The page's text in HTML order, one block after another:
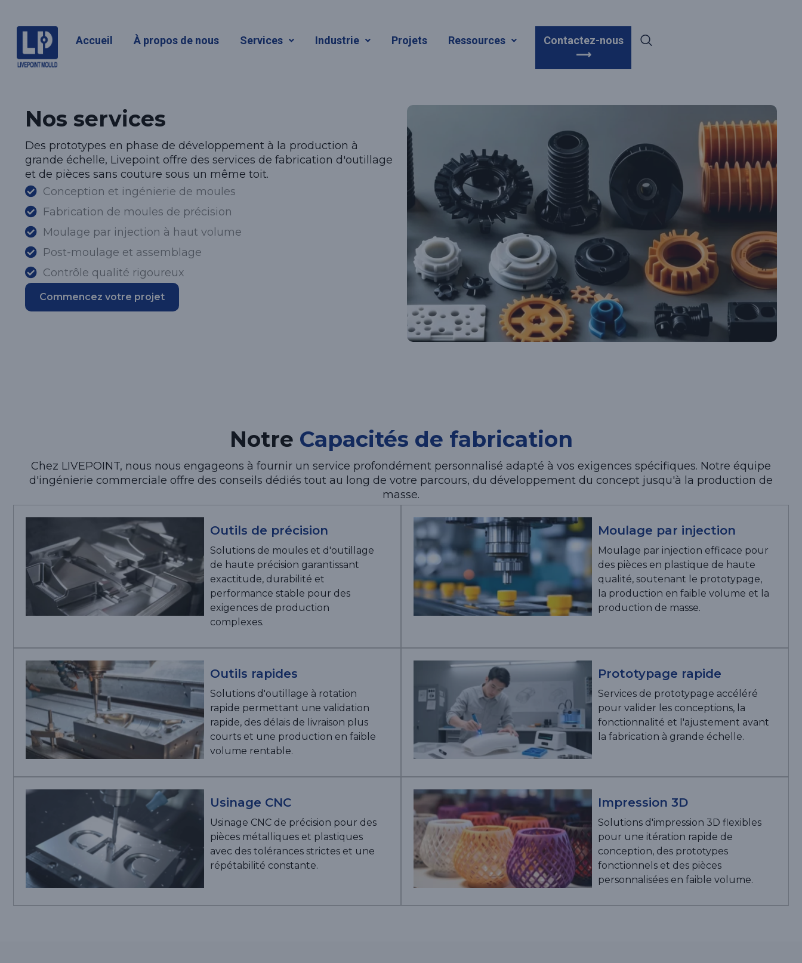
Accueil À propos de nous Services Industrie Projets Ressources
Contactez-nous
⟶
SERVICES
Nos services
Des prototypes en phase de développement à la production à
grande échelle, Livepoint offre des services de fabrication d'outillage
et de pièces sans couture sous un même toit.
Conception et ingénierie de moules
Fabrication de moules de précision
Moulage par injection à haut volume
Post-moulage et assemblage
Contrôle qualité rigoureux
Commencez votre projet
Notre Capacités de fabrication
Chez LIVEPOINT, nous nous engageons à fournir un service profondément personnalisé adapté à vos exigences spécifiques. Notre équipe
d'ingénierie commerciale offre des conseils dédiés tout au long de votre parcours, du développement du concept jusqu'à la production de
masse.
Outils de précision
Solutions de moules et d'outillage
de haute précision garantissant
exactitude, durabilité et
performance stable pour des
exigences de production
complexes.
Moulage par injection
Moulage par injection efficace pour
des pièces en plastique de haute
qualité, soutenant le prototypage,
la production en faible volume et la
production de masse.
Outils rapides
Solutions d'outillage à rotation
rapide permettant une validation
rapide, des délais de livraison plus
courts et une production en faible
volume rentable.
Prototypage rapide
Services de prototypage accéléré
pour valider les conceptions, la
fonctionnalité et l'ajustement avant
la fabrication à grande échelle.
Usinage CNC
Usinage CNC de précision pour des
pièces métalliques et plastiques
avec des tolérances strictes et une
répétabilité constante.
Impression 3D
Solutions d'impression 3D flexibles
pour une itération rapide de
conception, des prototypes
fonctionnels et des pièces
personnalisées en faible volume.